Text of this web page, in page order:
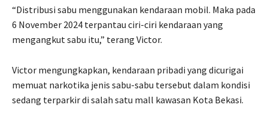
“Distribusi sabu menggunakan kendaraan mobil. Maka pada
6 November 2024 terpantau ciri-ciri kendaraan yang
mengangkut sabu itu,” terang Victor.
Victor mengungkapkan, kendaraan pribadi yang dicurigai
memuat narkotika jenis sabu-sabu tersebut dalam kondisi
sedang terparkir di salah satu mall kawasan Kota Bekasi.